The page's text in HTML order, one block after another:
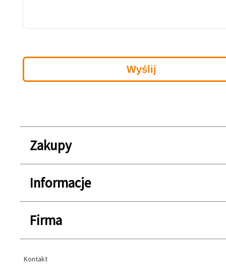
Zakupy
Informacje
Firma
Kontakt
Kontakt